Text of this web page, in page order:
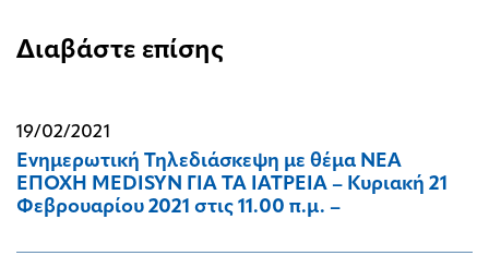
Διαβάστε επίσης
19/02/2021
Ενημερωτική Τηλεδιάσκεψη με θέμα ΝΕΑ
ΕΠΟΧΗ ΜΕDISYN ΓΙΑ ΤΑ ΙΑΤΡΕΙΑ – Κυριακή 21
Φεβρουαρίου 2021 στις 11.00 π.μ. –